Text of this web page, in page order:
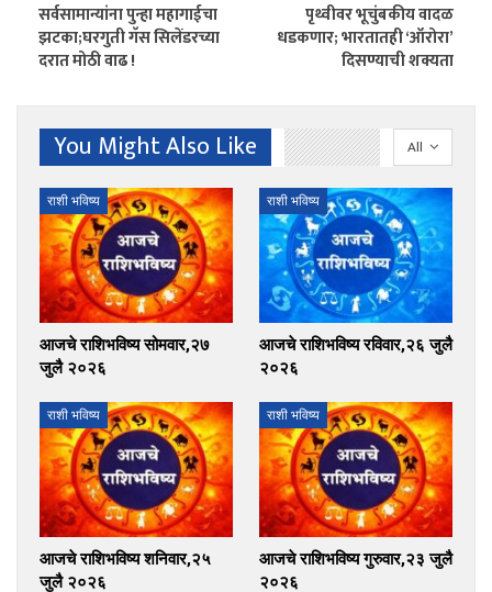
सर्वसामान्यांना पुन्हा महागाईचा
झटका;घरगुती गॅस सिलेंडरच्या
दरात मोठी वाढ !
पृथ्वीवर भूचुंबकीय वादळ
धडकणार; भारतातही ‘ऑरोरा’
दिसण्याची शक्यता
All
You Might Also Like
राशी भविष्य
आजचे राशिभविष्य सोमवार,२७
जुलै २०२६
राशी भविष्य
आजचे राशिभविष्य रविवार,२६ जुलै
२०२६
राशी भविष्य
आजचे राशिभविष्य शनिवार,२५
जुलै २०२६
राशी भविष्य
आजचे राशिभविष्य गुरुवार,२३ जुलै
२०२६